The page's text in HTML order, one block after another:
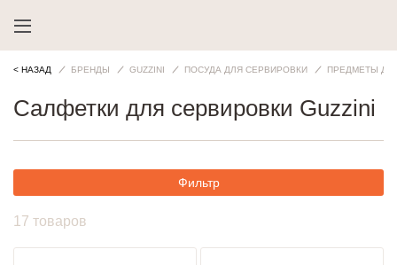
< НАЗАД БРЕНДЫ GUZZINI ПОСУДА ДЛЯ СЕРВИРОВКИ ПРЕДМЕТЫ
Салфетки для сервировки Guzzini
Фильтр
17 товаров